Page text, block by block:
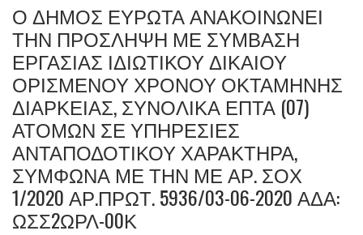
Ο ΔΉΜΟΣ ΕΥΡΏΤΑ ΑΝΑΚΟΙΝΏΝΕΙ
ΤΗΝ ΠΡΌΣΛΗΨΗ ΜΕ ΣΎΜΒΑΣΗ
ΕΡΓΑΣΊΑΣ ΙΔΙΩΤΙΚΟΎ ΔΙΚΑΊΟΥ
ΟΡΙΣΜΈΝΟΥ ΧΡΌΝΟΥ ΟΚΤΆΜΗΝΗΣ
ΔΙΑΡΚΕΊΑΣ, ΣΥΝΟΛΙΚΆ ΕΠΤΆ (07)
ΑΤΌΜΩΝ ΣΕ ΥΠΗΡΕΣΊΕΣ
ΑΝΤΑΠΟΔΟΤΙΚΟΎ ΧΑΡΑΚΤΉΡΑ,
ΣΎΜΦΩΝΑ ΜΕ ΤΗΝ ΜΕ ΑΡ. ΣΟΧ
1/2020 ΑΡ.ΠΡΩΤ. 5936/03-06-2020 ΑΔΑ:
ΩΣΣ2ΩΡΛ-00Κ